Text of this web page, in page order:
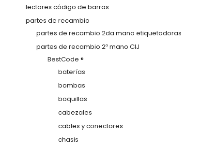
lectores código de barras
partes de recambio
partes de recambio 2da mano etiquetadoras
partes de recambio 2º mano CIJ
BestCode ®
baterías
bombas
boquillas
cabezales
cables y conectores
chasis